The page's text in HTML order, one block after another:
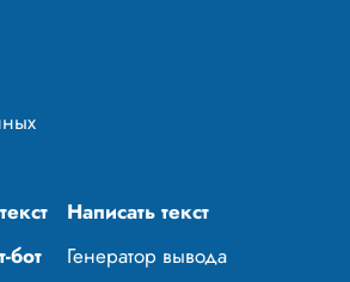
Написать текст
бот
Генератор вывода